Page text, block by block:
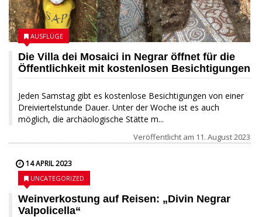
Die Villa dei Mosaici in Negrar öffnet für die
Öffentlichkeit mit kostenlosen Besichtigungen
Jeden Samstag gibt es kostenlose Besichtigungen von einer
Dreiviertelstunde Dauer. Unter der Woche ist es auch
möglich, die archäologische Stätte m...
AUSFLÜGE
Veröffentlicht am 11. August 2023
14 APRIL 2023
Weinverkostung auf Reisen: „Divin Negrar
Valpolicella“
UNCATEGORIZED